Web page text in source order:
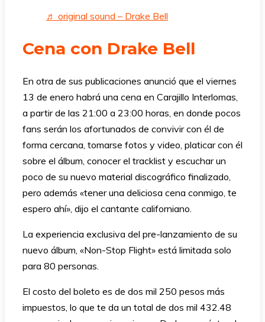
♬ original sound – Drake Bell
Cena con Drake Bell
En otra de sus publicaciones anunció que el viernes
13 de enero habrá una cena en Carajillo Interlomas,
a partir de las 21:00 a 23:00 horas, en donde pocos
fans serán los afortunados de convivir con él de
forma cercana, tomarse fotos y video, platicar con él
sobre el álbum, conocer el tracklist y escuchar un
poco de su nuevo material discográfico finalizado,
pero además «tener una deliciosa cena conmigo, te
espero ahí», dijo el cantante californiano.
La experiencia exclusiva del pre-lanzamiento de su
nuevo álbum, «Non-Stop Flight» está limitada solo
para 80 personas.
El costo del boleto es de dos mil 250 pesos más
impuestos, lo que te da un total de dos mil 432.48